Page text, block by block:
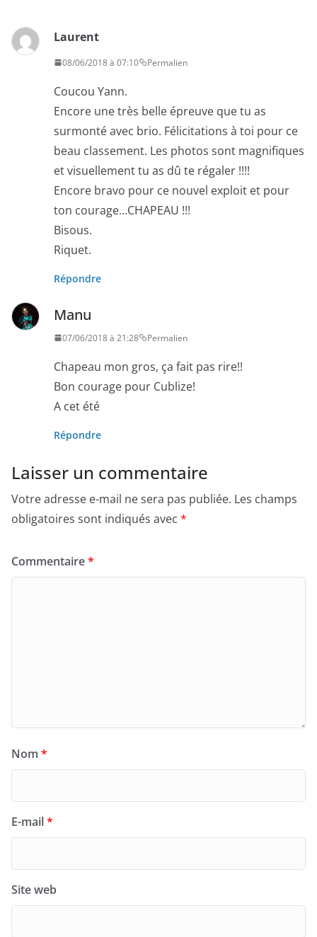
Laurent
08/06/2018 à 07:10 Permalien
Coucou Yann.
Encore une très belle épreuve que tu as
surmonté avec brio. Félicitations à toi pour ce
beau classement. Les photos sont magnifiques
et visuellement tu as dû te régaler !!!!
Encore bravo pour ce nouvel exploit et pour
ton courage…CHAPEAU !!!
Bisous.
Riquet.
Répondre
Manu
07/06/2018 à 21:28 Permalien
Chapeau mon gros, ça fait pas rire!!
Bon courage pour Cublize!
A cet été
Répondre
Laisser un commentaire
Votre adresse e-mail ne sera pas publiée. Les champs
obligatoires sont indiqués avec *
Commentaire*
Nom *
E-mail*
Site web